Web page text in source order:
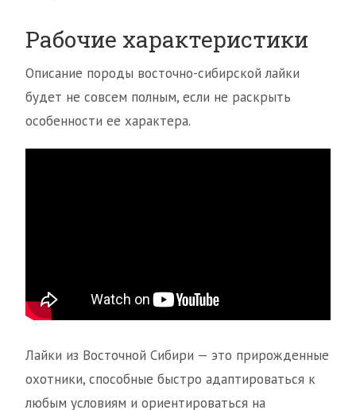
Рабочие характеристики
Описание породы восточно-сибирской лайки
будет не совсем полным, если не раскрыть
особенности ее характера.
Лайки из Восточной Сибири — это прирожденные
охотники, способные быстро адаптироваться к
любым условиям и ориентироваться на